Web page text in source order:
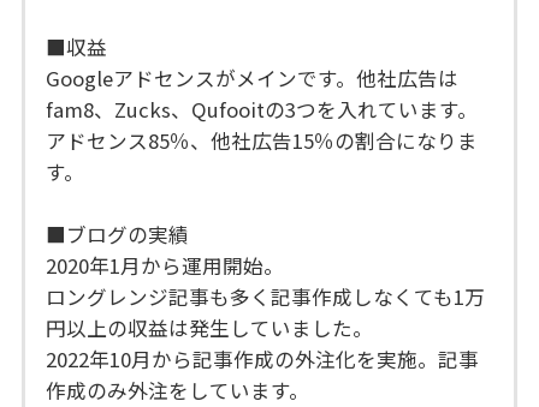
■収益
Googleアドセンスがメインです。他社広告は
fam8、Zucks、Qufooitの3つを入れています。
アドセンス85％、他社広告15％の割合になりま
す。
■ブログの実績
2020年1月から運用開始。
ロングレンジ記事も多く記事作成しなくても1万
円以上の収益は発生していました。
2022年10月から記事作成の外注化を実施。記事
作成のみ外注をしています。